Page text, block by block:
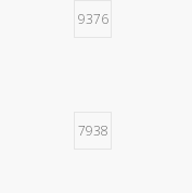
9376
7938